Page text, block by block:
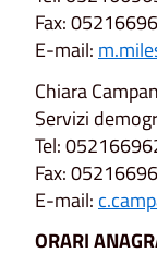
Fax:
E-mail:
Chiara
Servizi
Tel:
Fax:
E-mail:
ORARI